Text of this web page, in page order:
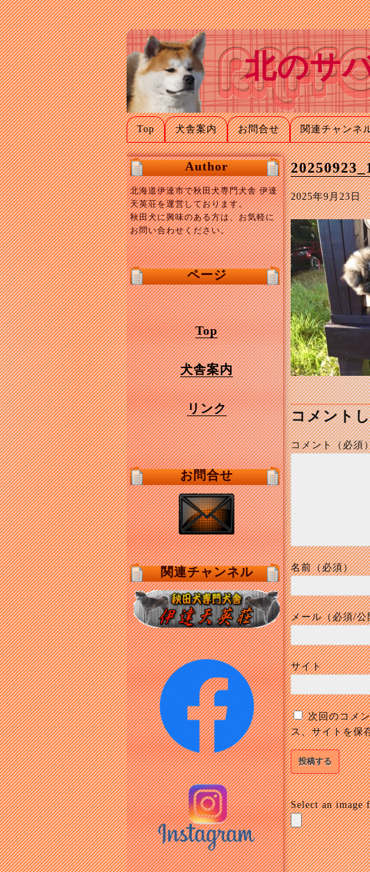
北のサ
Top 犬舎案内 お問合せ 関連チャンネ
Author
北海道伊達市で秋田犬専門犬舎 伊達
天英荘を運営しております。
秋田犬に興味のある方は、お気軽に
お問い合わせください。
ページ
Top
犬舎案内
リンク
お問合せ
関連チャンネル
2025年9月23日
コメント
コメント（必須
名前（必須）
メール（必須/
サイト
次回のコメ
ス、サイトを保
Select an image